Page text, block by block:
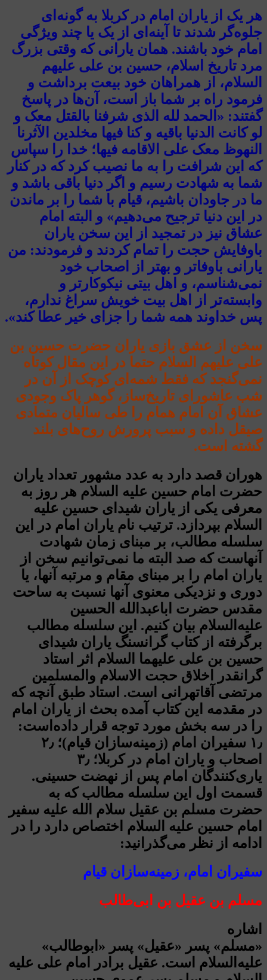
هر یک از یاران امام در کربلا به گونه‌ای
جلوه‌گر شدند تا آینه‌ای از یک یا چند ویژگی
امام خود باشند. همان یارانی که وقتی بزرگ
مرد تاریخ اسلام، حسین بن علی علیهم
السلام، از همراهان خود بیعت برداشت و
فرمود راه بر شما باز است، آن‌ها در پاسخ
گفتند: «الحمد لله الذی شرفنا بالقتل معک و
لو کانت الدنیا باقیه و کنا فیها مخلدین الآثرنا
النهوظ معک علی الاقامه فیها؛ خدا را سپاس
که این شرافت را به ما نصیب کرد که در کنار
شما به شهادت رسیم و اگر دنیا باقی باشد و
ما در جاودان باشیم، قیام با شما را بر ماندن
در این دنیا ترجیح می‌دهیم» و البته امام
عشاق نیز در تمجید از این سخن یاران
باوفایش حجت را تمام کردند و فرمودند: من
یارانی باوفاتر و بهتر از اصحاب خود
نمی‌شناسم، و اهل بیتی نیکوکارتر و
وابسته‌تر از اهل بیت خویش سراغ ندارم،
پس خداوند همه شما را جزای خیر عطا کند».
سخن از عشق بازی یاران حضرت حسین بن
علی علیهم السلام حتما در این مقال کوتاه
نمی‌گنجد که فقط شمه‌ای کوچک از آن در
شب عاشورای تاریخ‌ساز، گوهر پاک وجودی
عشاق آن امام همام را طی سالیان متمادی
صیقل داده و سبب پرورش روح‌های بلند
گشته است.
هوران قصد دارد به عدد مشهور تعداد یاران
حضرت امام حسین علیه السلام هر روز به
معرفی یکی از یاران شیدای حسین علیه
السلام بپردازد. ترتیب نام یاران امام در این
سلسله مطالب، بر مبنای زمان شهادت
آنهاست که صد البته ما نمی‌توانیم سخن از
یاران امام را بر مبنای مقام و مرتبه آنها، یا
دوری و نزدیکی معنوی آنها نسبت به ساحت
مقدس حضرت اباعبدالله الحسین
علیه‌السلام بیان کنیم. این سلسله مطالب
برگرفته از کتاب گرانسنگ یاران شیدای
حسین بن علی علیهما السلام اثر استاد
گرانقدر اخلاق حجت الاسلام والمسلمین
مرتضی آقاتهرانی است. استاد طبق آنچه که
در مقدمه این کتاب آمده بحث از یاران امام
را در سه بخش مورد توجه قرار داده‌است:
۱٫ سفیران امام (زمینه‌سازان قیام)؛ ۲٫
اصحاب و یاران امام در کربلا؛ ۳٫
یاری‌کنندگان امام پس از نهضت حسینی.
قسمت اول این سلسله مطالب که به
حضرت مسلم بن عقیل سلام الله علیه سفیر
امام حسین علیه السلام اختصاص دارد را در
ادامه از نظر می‌گذرانید:
سفیران امام، زمینه‌سازان قیام
مسلم بن عقیل بن ابی‌طالب
اشاره
«مسلم» پسر «عقیل» پسر «ابوطالب»
علیه‌السلام است. عقیل برادر امام علی علیه